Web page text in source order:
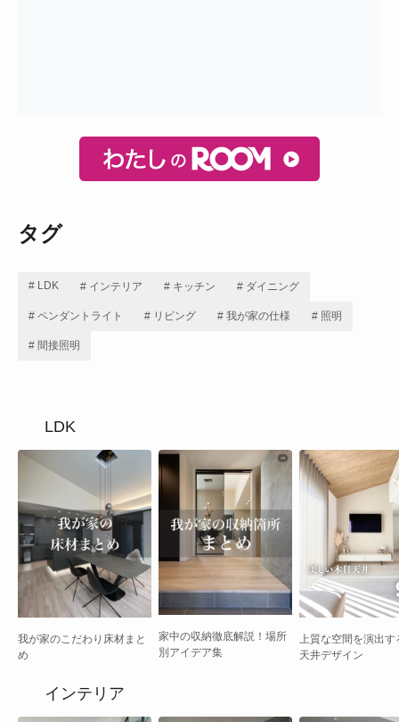
タグ
# LDK # インテリア # キッチン # ダイニング
# ペンダントライト # リビング # 我が家の仕様 # 照明
# 間接照明
LDK
我が家のこだわり床材まと
め
家中の収納徹底解説！場所
別アイデア集
上質な空間を演出
天井デザイン
インテリア